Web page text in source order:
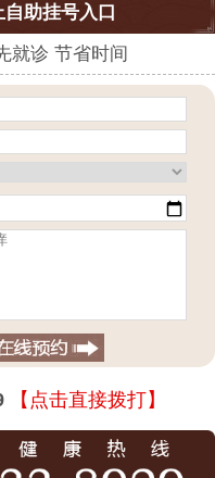
助挂号入口
就诊 节省时间
【点击直接拨打】